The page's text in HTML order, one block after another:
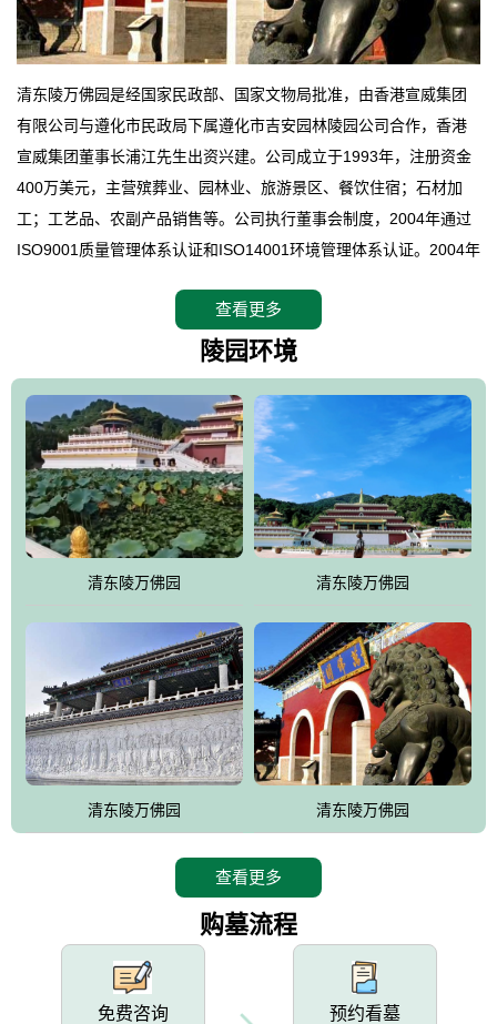
清东陵万佛园是经国家民政部、国家文物局批准，由香港宣威集团
有限公司与遵化市民政局下属遵化市吉安园林陵园公司合作，香港
宣威集团董事长浦江先生出资兴建。公司成立于1993年，注册资金
400万美元，主营殡葬业、园林业、旅游景区、餐饮住宿；石材加
工；工艺品、农副产品销售等。公司执行董事会制度，2004年通过
ISO9001质量管理体系认证和ISO14001环境管理体系认证。2004年
拥有4A级旅游区头衔的花园式陵园，园内建有四星级酒店一座。
万佛园位于遵化市境内，座落在世界文化遗产清东陵地形墙内，地
形绝佳，地理位置优越，交通便利。公司以“建设全国顶级人生后花
园、打造佛教精品旅游圣地”为目标，以海外归侨、国内外知名人士
的墓地安葬、祭祀吊亡并结合旅游参观构成其主要使用功能；以苍
郁绚丽、优雅宜人的园林景观构成其外部形象。通过墓园建设与造
园手法相结合的默契操作，建成一处特色鲜明、服务周全、环境优
美、民族风格突出，与周边文物古迹交相呼应的极具吸引力的花园
式园林。
万佛园工程一期占地448亩，目前完成投资近12亿元人民币，园区采
用全仿古式建筑，寻求与世界文化遗产地清东陵的和谐统一，在园
区建设中寻求陵园建设与景区建设的有机融合，充分发挥独一无二
的地形优势，打造现代艺术园林，建设旅游景观、寺庙、酒店等综
合服务设施，服务于陵园经营，使企业的多元化经营项目相互依
托、相互促进，园区绿化覆盖率达90%。
设计建造各种墓地墓位3万个；主体建筑金宝塔，墓位容量8万个，
能适应不同消费阶层的需求，为客户提供墓碑设计制作服务、特色
查看更多
陵园环境
清东陵万佛园 清东陵万佛园
清东陵万佛园 清东陵万佛园
查看更多
购墓流程
免费咨询 预约看墓